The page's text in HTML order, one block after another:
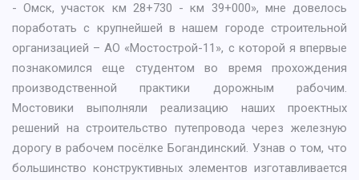
- Омск, участок км 28+730 - км 39+000», мне довелось
поработать с крупнейшей в нашем городе строительной
организацией – АО «Мостострой-11», с которой я впервые
познакомился еще студентом во время прохождения
производственной практики дорожным рабочим.
Мостовики выполняли реализацию наших проектных
решений на строительство путепровода через железную
дорогу в рабочем посёлке Богандинский. Узнав о том, что
большинство конструктивных элементов изготавливается